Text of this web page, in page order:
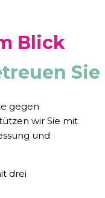
Blick
Sie
gegen
wir Sie mit
und
drei